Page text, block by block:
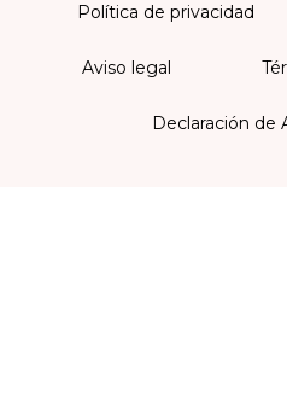
Política de privacidad
Aviso legal
Declaración de